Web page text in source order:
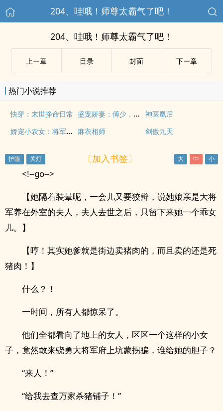
204、哇哦！师尊太霸气了吧！
204、哇哦！师尊太霸气了吧！
上ー章 目录 封面 下ー章
热门小说推荐
快穿：末世挣命日常 盛宠娇妻：傅少，别上瘾 神医凰后
娇宠小农女：将军，宠妻上天 麻衣相师 剑傲九天
〔加入书签〕
<!--go-->
【她隔着装晕呢，一会儿又要狡辩，说她娘亲是大将
军养在外室的夫人，夫人去世之后，只留下来她一个乖女
儿。】
【哼！其实她爹就是街边卖猪肉的，而且卖的还是死
猪肉！】
什么？！
一时间，所有人都惊呆了。
他们全都看向了地上的女人，区区一个这样的小女
子，竟然敢来骁勇大将军府上坑蒙拐骗，谁给她的胆子？
“来人！”
“给我去查万家杀猪铺子！”